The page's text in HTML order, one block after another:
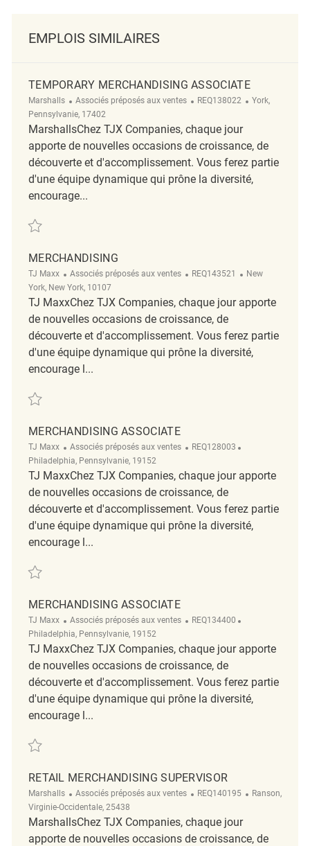
EMPLOIS SIMILAIRES
TEMPORARY MERCHANDISING ASSOCIATE
Marshalls Catégorie
Associés préposés aux ventes ReqId
REQ138022 Emplacement
York,
Pennsylvanie, 17402
MarshallsChez TJX Companies, chaque jour
apporte de nouvelles occasions de croissance, de
découverte et d'accomplissement. Vous ferez partie
d'une équipe dynamique qui prône la diversité,
encourage...
Sauvegarder Temporary Merchandising Associate REQ138022
MERCHANDISING
TJ Maxx Catégorie
Associés préposés aux ventes ReqId
REQ143521 Emplacement
New
York, New York, 10107
TJ MaxxChez TJX Companies, chaque jour apporte
de nouvelles occasions de croissance, de
découverte et d'accomplissement. Vous ferez partie
d'une équipe dynamique qui prône la diversité,
encourage l...
Sauvegarder Merchandising REQ143521
MERCHANDISING ASSOCIATE
TJ Maxx Catégorie
Associés préposés aux ventes ReqId
REQ128003
Philadelphia, Pennsylvanie, 19152
TJ MaxxChez TJX Companies, chaque jour apporte
de nouvelles occasions de croissance, de
découverte et d'accomplissement. Vous ferez partie
d'une équipe dynamique qui prône la diversité,
encourage l...
Sauvegarder Merchandising Associate REQ128003
MERCHANDISING ASSOCIATE
TJ Maxx Catégorie
Associés préposés aux ventes ReqId
REQ134400
Philadelphia, Pennsylvanie, 19152
TJ MaxxChez TJX Companies, chaque jour apporte
de nouvelles occasions de croissance, de
découverte et d'accomplissement. Vous ferez partie
d'une équipe dynamique qui prône la diversité,
encourage l...
Sauvegarder Merchandising Associate REQ134400
RETAIL MERCHANDISING SUPERVISOR
Marshalls Catégorie
Associés préposés aux ventes ReqId
REQ140195 Emplacement
Ranson,
Virginie-Occidentale, 25438
MarshallsChez TJX Companies, chaque jour
apporte de nouvelles occasions de croissance, de